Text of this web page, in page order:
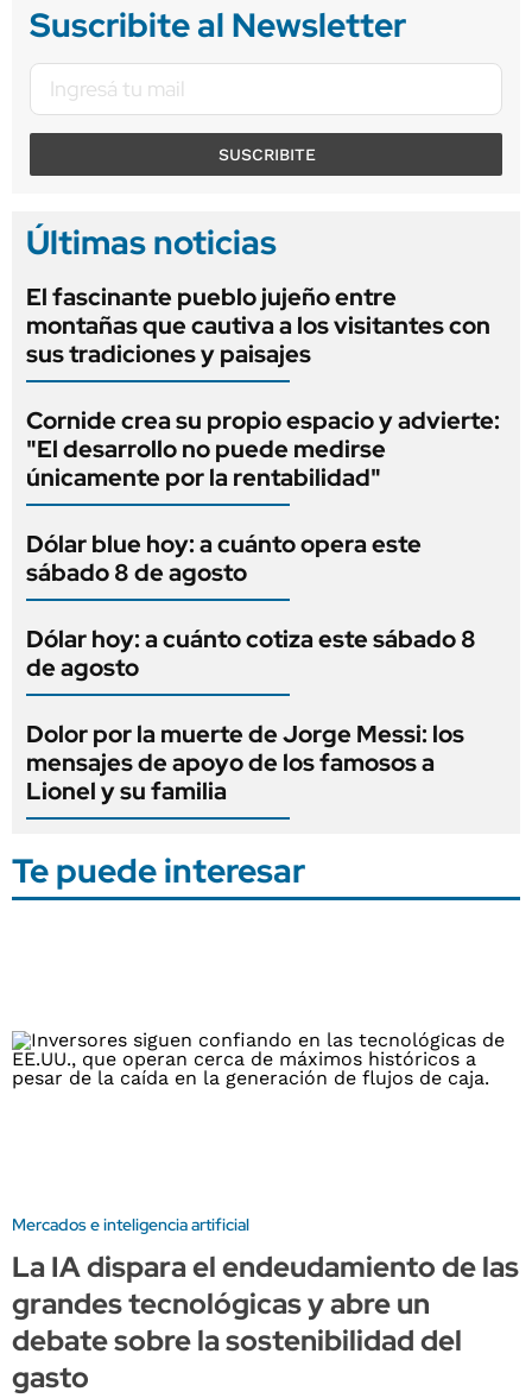
Suscribite al Newsletter
SUSCRIBITE
Últimas noticias
El fascinante pueblo jujeño entre
montañas que cautiva a los visitantes con
sus tradiciones y paisajes
Cornide crea su propio espacio y advierte:
"El desarrollo no puede medirse
únicamente por la rentabilidad"
Dólar blue hoy: a cuánto opera este
sábado 8 de agosto
Dólar hoy: a cuánto cotiza este sábado 8
de agosto
Dolor por la muerte de Jorge Messi: los
mensajes de apoyo de los famosos a
Lionel y su familia
Te puede interesar
Mercados e inteligencia artificial
La IA dispara el endeudamiento de las
grandes tecnológicas y abre un
debate sobre la sostenibilidad del
gasto